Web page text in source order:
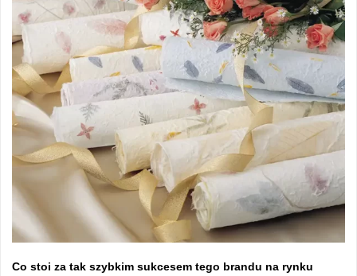
Co stoi za tak szybkim sukcesem tego brandu na rynku